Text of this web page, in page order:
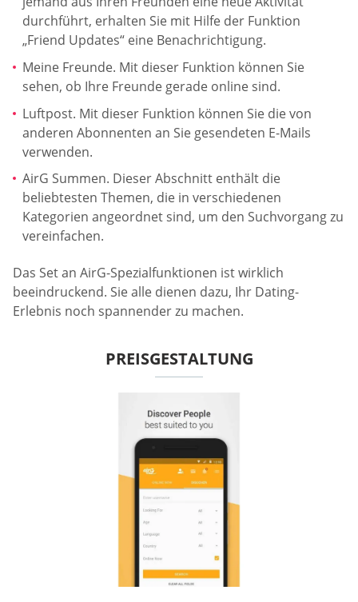
durchführt, erhalten Sie mit Hilfe der Funktion
„Friend Updates“ eine Benachrichtigung.
Meine Freunde. Mit dieser Funktion können Sie
sehen, ob Ihre Freunde gerade online sind.
Luftpost. Mit dieser Funktion können Sie die von
anderen Abonnenten an Sie gesendeten E-Mails
verwenden.
AirG Summen. Dieser Abschnitt enthält die
beliebtesten Themen, die in verschiedenen
Kategorien angeordnet sind, um den Suchvorgang zu
vereinfachen.
Das Set an AirG-Spezialfunktionen ist wirklich
beeindruckend. Sie alle dienen dazu, Ihr Dating-
Erlebnis noch spannender zu machen.
PREISGESTALTUNG